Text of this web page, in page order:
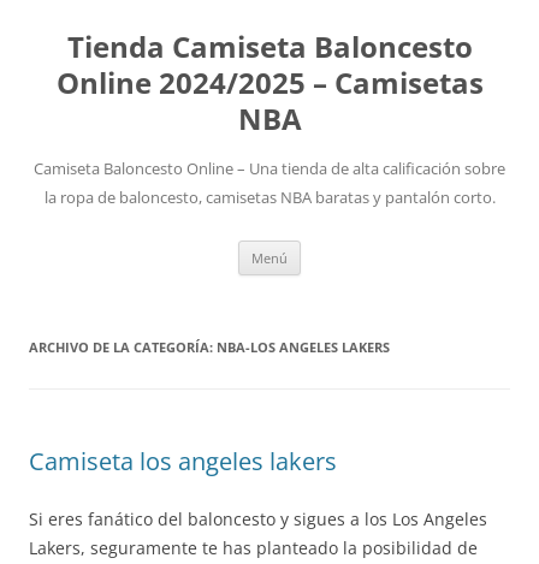
Tienda Camiseta Baloncesto
Online 2024/2025 – Camisetas
NBA
Camiseta Baloncesto Online – Una tienda de alta calificación sobre
la ropa de baloncesto, camisetas NBA baratas y pantalón corto.
Menú
ARCHIVO DE LA CATEGORÍA: NBA-LOS ANGELES LAKERS
Camiseta los angeles lakers
Si eres fanático del baloncesto y sigues a los Los Angeles
Lakers, seguramente te has planteado la posibilidad de